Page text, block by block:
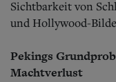
Sichtbarkeit von
und Hollywood-
Pekings
Machtverlust